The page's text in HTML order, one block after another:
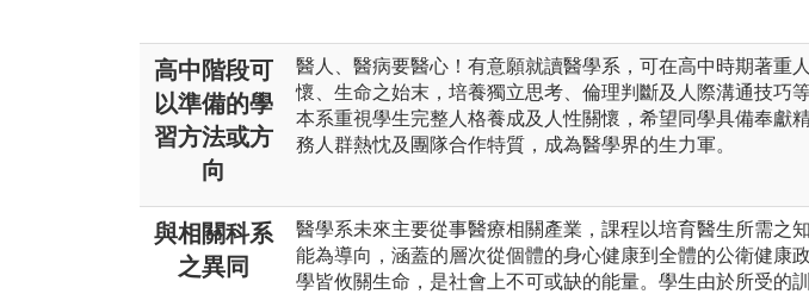
高中階段可
以準備的學
習方法或方
向
醫人、醫病要醫心！有意願就讀醫學系，可在高中時期著重
懷、生命之始末，培養獨立思考、倫理判斷及人際溝通技巧等
本系重視學生完整人格養成及人性關懷，希望同學具備奉獻
務人群熱忱及團隊合作特質，成為醫學界的生力軍。
與相關科系
之異同
醫學系未來主要從事醫療相關產業，課程以培育醫生所需之
能為導向，涵蓋的層次從個體的身心健康到全體的公衛健康
學皆攸關生命，是社會上不可或缺的能量。學生由於所受的